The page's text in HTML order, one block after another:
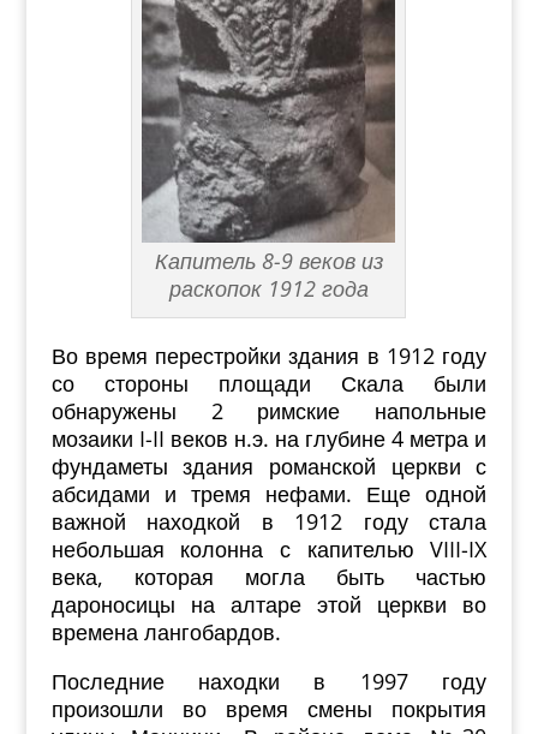
Капитель 8-9 веков из
раскопок 1912 года
Во время перестройки здания в 1912 году
со стороны площади Скала были
обнаружены 2 римские напольные
мозаики I-II веков н.э. на глубине 4 метра и
фундаметы здания романской церкви с
абсидами и тремя нефами. Еще одной
важной находкой в 1912 году стала
небольшая колонна с капителью VIII-IX
века, которая могла быть частью
дароносицы на алтаре этой церкви во
времена лангобардов.
Последние находки в 1997 году
произошли во время смены покрытия